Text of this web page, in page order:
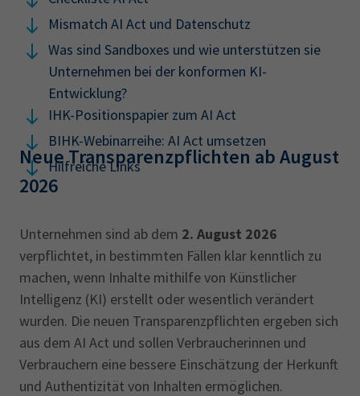
Mismatch AI Act und Datenschutz
Was sind Sandboxes und wie unterstützen sie
Unternehmen bei der konformen KI-
Entwicklung?
IHK-Positionspapier zum AI Act
BIHK-Webinarreihe: AI Act umsetzen
Hilfreiche Links
Neue Transparenzpflichten ab August
2026
Unternehmen sind ab dem 2. August 2026
verpflichtet, in bestimmten Fällen klar kenntlich zu
machen, wenn Inhalte mithilfe von Künstlicher
Intelligenz (KI) erstellt oder wesentlich verändert
wurden. Die neuen Transparenzpflichten ergeben sich
aus dem AI Act und sollen Verbraucherinnen und
Verbrauchern eine bessere Einschätzung der Herkunft
und Authentizität von Inhalten ermöglichen.